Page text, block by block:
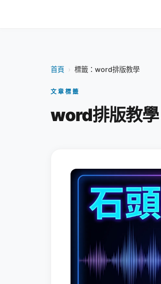
首頁 › 標籤：word排版教學
文章標籤
word排版教學